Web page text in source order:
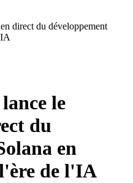
direct du développement
le
du
en
de l'IA